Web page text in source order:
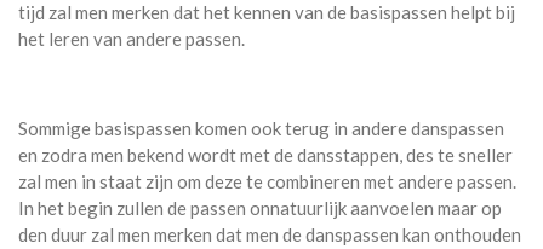
tijd zal men merken dat het kennen van de basispassen helpt bij
het leren van andere passen.
Sommige basispassen komen ook terug in andere danspassen
en zodra men bekend wordt met de dansstappen, des te sneller
zal men in staat zijn om deze te combineren met andere passen.
In het begin zullen de passen onnatuurlijk aanvoelen maar op
den duur zal men merken dat men de danspassen kan onthouden